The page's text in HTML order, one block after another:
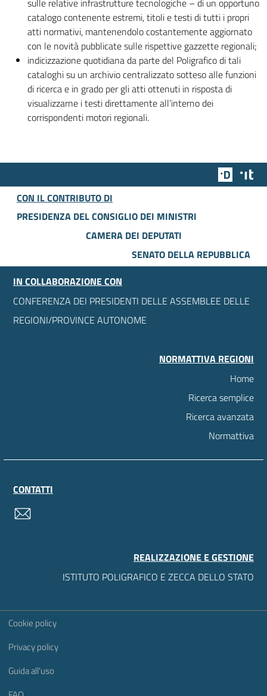
catalogo contenente estremi, titoli e testi di tutti i propri
atti normativi, mantenendolo costantemente aggiornato
con le novità pubblicate sulle rispettive gazzette regionali;
indicizzazione quotidiana da parte del Poligrafico di tali
cataloghi su un archivio centralizzato sotteso alle funzioni
di ricerca e in grado per gli atti ottenuti in risposta di
visualizzarne i testi direttamente all’interno dei
corrispondenti motori regionali.
Team
CON IL CONTRIBUTO DI
PRESIDENZA DEL CONSIGLIO DEI MINISTRI
CAMERA DEI DEPUTATI
SENATO DELLA REPUBBLICA
IN COLLABORAZIONE CON
CONFERENZA DEI PRESIDENTI DELLE ASSEMBLEE DELLE
REGIONI/PROVINCE AUTONOME
NORMATTIVA REGIONI
Home
Ricerca semplice
Ricerca avanzata
Normattiva
CONTATTI
REALIZZAZIONE E GESTIONE
ISTITUTO POLIGRAFICO E ZECCA DELLO STATO
Sezione Link Utili
Cookie policy
Privacy policy
Guida all'uso